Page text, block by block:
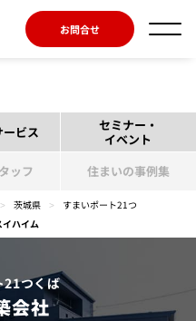
お問合せ
ビス
セミナー・
イベント
ッフ 住まいの事例集
> 茨城県 >
すまいポート21つ
ハイム
21つくば
会社